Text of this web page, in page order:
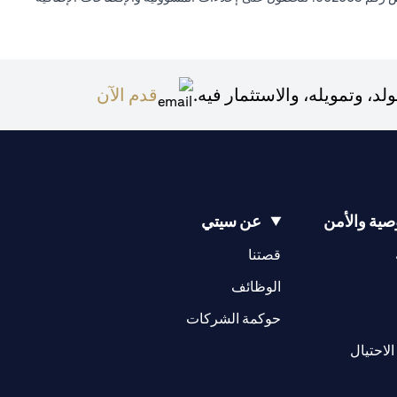
وتمويله، والاستثمار فيه. قدم الآن
والأمن عن سيتي
قصتنا
(opens in a new tab)
الوظائف
(opens in a new tab)
حوكمة الشركات
(opens in a new tab)